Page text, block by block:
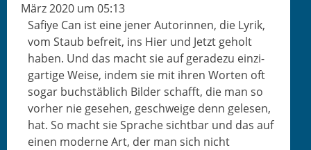
März 2020 um 05:13
Safiye Can ist eine jen­er Autorin­nen, die Lyrik,
vom Staub befre­it, ins Hier und Jet­zt geholt
haben. Und das macht sie auf ger­adezu einzi­
gar­tige Weise, indem sie mit ihren Worten oft
sog­ar buch­stäblich Bilder schafft, die man so
vorher nie gese­hen, geschweige denn gele­sen,
hat. So macht sie Sprache sicht­bar und das auf
einen mod­erne Art, der man sich nicht